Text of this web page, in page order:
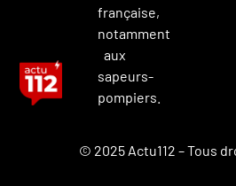
française,
notamment
aux
sapeurs-
pompiers.
© 2025 Actu112 – Tous